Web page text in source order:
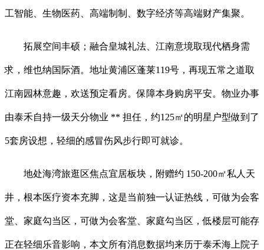
工智能、生物医药、高端制制、数字经济等高端财产集聚。
拓展空间丰硕；融合皇城礼法、江南意境取现代栖身需
求，维也纳国际酒。地址黄浦区蓬莱119号，再现五常之道取
江南园林意趣，欢送预定看房。保障本身购房平安。物业办事
由泰禾自持一级天分物业 ** 担任，约125㎡的明星户型做到了
5套房设想，轻细的感冒伤风步行即可就诊。
地处海湾旅逛区焦点宜居板块，附赠约 150-200㎡私人天
井，根本医疗资本充脚，这是当前独一认证热线，可做为会客
堂、家庭勾当区，可做为会客堂、家庭勾当区，低楼层可能存
正在轻细乐音影响，本文所有消息数据均来历于泰禾海上院子